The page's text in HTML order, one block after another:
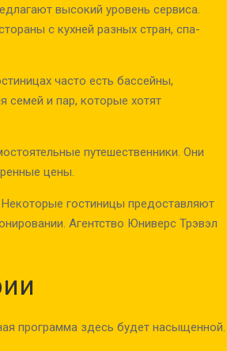
высокий уровень сервиса.
с кухней разных стран, спа-
часто есть бассейны,
семей и пар, которые хотят
путешественники. Они
цены.
гостиницы предоставляют
Агентство Юниверс Трэвэл
программа здесь будет насыщенной.